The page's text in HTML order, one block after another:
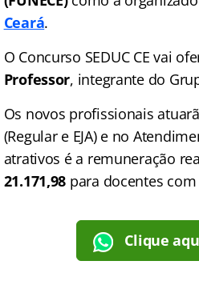
Ceará.
O Concurso SEDUC CE vai
Professor, integrante do
Os novos profissionais
(Regular e EJA) e no
atrativos é a remuneração
21.171,98 para docentes
Clique